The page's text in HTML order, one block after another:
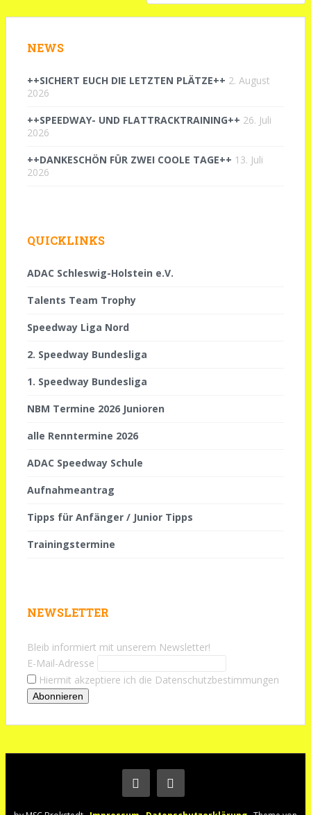
NEWS
++SICHERT EUCH DIE LETZTEN PLÄTZE++ 2. August
2026
++SPEEDWAY- UND FLATTRACKTRAINING++ 26. Juli
2026
++DANKESCHÖN FÜR ZWEI COOLE TAGE++ 13. Juli
2026
QUICKLINKS
ADAC Schleswig-Holstein e.V.
Talents Team Trophy
Speedway Liga Nord
2. Speedway Bundesliga
1. Speedway Bundesliga
NBM Termine 2026 Junioren
alle Renntermine 2026
ADAC Speedway Schule
Aufnahmeantrag
Tipps für Anfänger / Junior Tipps
Trainingstermine
NEWSLETTER
Bleib informiert mit unserem Newsletter!
E-Mail-Adresse
Hiermit akzeptiere ich die Datenschutzbestimmungen